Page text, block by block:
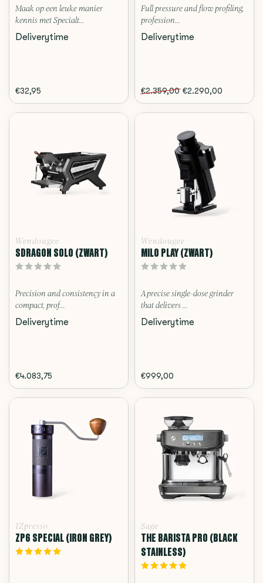
Maak op een leuke manier
kennis met Specialt...
Deliverytime
€32,95
Full pressure and flow profiling,
profession...
Deliverytime
€2.359,00 €2.290,00
Wendougee
SDRAGON SOLO (ZWART)
Precision and consistency in a
compact, prof...
Deliverytime
€4.083,75
Wendougee
MILO PLAY (ZWART)
A precise single-dose grinder
that delivers ...
Deliverytime
€999,00
1Zpresso
ZP6 SPECIAL (IRON GREY)
Sage
THE BARISTA PRO (BLACK
STAINLESS)